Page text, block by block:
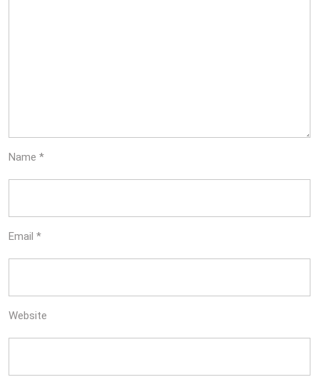
Name *
Email *
Website